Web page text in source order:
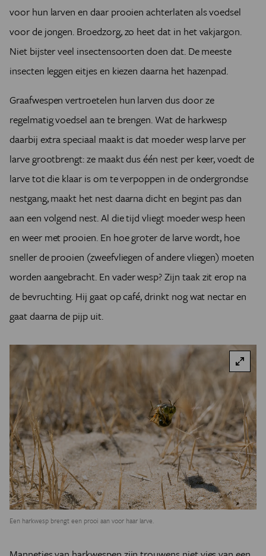
voor hun larven en daar prooien achterlaten als voedsel
voor de jongen. Broedzorg, zo heet dat in het vakjargon.
Niet bijster veel insectensoorten doen dat. De meeste
insecten leggen eitjes en kiezen daarna het hazenpad.
Graafwespen vertroetelen hun larven dus door ze
regelmatig voedsel aan te brengen. Wat de harkwesp
daarbij extra speciaal maakt is dat moeder wesp larve per
larve grootbrengt: ze maakt dus één nest per keer, voedt de
larve tot die klaar is om te verpoppen in de ondergrondse
nestgang, maakt het nest daarna dicht en begint pas dan
aan een volgend nest. Al die tijd vliegt moeder wesp heen
en weer met prooien. En hoe groter de larve wordt, hoe
sneller de prooien (zweefvliegen of andere vliegen) moeten
worden aangebracht. En vader wesp? Zijn taak zit erop na
de bevruchting. Hij gaat op café, drinkt nog wat nectar en
gaat daarna de pijp uit.
Een harkwesp brengt een prooi aan voor haar larve.